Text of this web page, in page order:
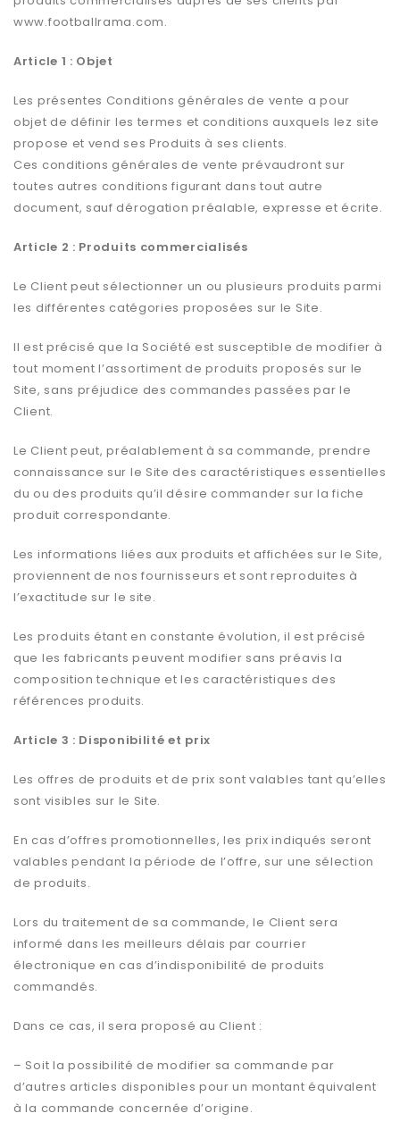
www.footballrama.com.
Article 1 : Objet
Les présentes Conditions générales de vente a pour
objet de définir les termes et conditions auxquels lez site
propose et vend ses Produits à ses clients.
Ces conditions générales de vente prévaudront sur
toutes autres conditions figurant dans tout autre
document, sauf dérogation préalable, expresse et écrite.
Article 2 : Produits commercialisés
Le Client peut sélectionner un ou plusieurs produits parmi
les différentes catégories proposées sur le Site.
Il est précisé que la Société est susceptible de modifier à
tout moment l’assortiment de produits proposés sur le
Site, sans préjudice des commandes passées par le
Client.
Le Client peut, préalablement à sa commande, prendre
connaissance sur le Site des caractéristiques essentielles
du ou des produits qu’il désire commander sur la fiche
produit correspondante.
Les informations liées aux produits et affichées sur le Site,
proviennent de nos fournisseurs et sont reproduites à
l’exactitude sur le site.
Les produits étant en constante évolution, il est précisé
que les fabricants peuvent modifier sans préavis la
composition technique et les caractéristiques des
références produits.
Article 3 : Disponibilité et prix
Les offres de produits et de prix sont valables tant qu’elles
sont visibles sur le Site.
En cas d’offres promotionnelles, les prix indiqués seront
valables pendant la période de l’offre, sur une sélection
de produits.
Lors du traitement de sa commande, le Client sera
informé dans les meilleurs délais par courrier
électronique en cas d’indisponibilité de produits
commandés.
Dans ce cas, il sera proposé au Client :
– Soit la possibilité de modifier sa commande par
d’autres articles disponibles pour un montant équivalent
à la commande concernée d’origine.